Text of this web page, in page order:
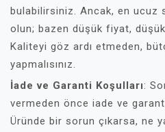
bulabilirsiniz. Ancak, en ucuz
olun; bazen düşük fiyat,
Kaliteyi göz ardı etmeden,
yapmalısınız.
İade ve Garanti Koşulları:
vermeden önce iade ve
Üründe bir sorun çıkarsa, ne